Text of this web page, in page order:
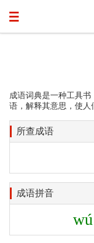
成语词典是一种工具
语，解释其意思，使人
所查成语
成语拼音